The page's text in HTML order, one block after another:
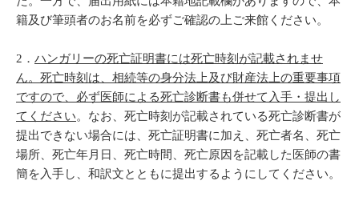
籍及び筆頭者のお名前を必ずご確認の上ご来館ください。
2． ハンガリーの死亡証明書には死亡時刻が記載されませ
ん。死亡時刻は、相続等の身分法上及び財産法上の重要事項
ですので、必ず医師による死亡診断書も併せて入手・提出し
てください。なお、死亡時刻が記載されている死亡診断書が
提出できない場合には、死亡証明書に加え、死亡者名、死亡
場所、死亡年月日、死亡時間、死亡原因を記載した医師の書
簡を入手し、和訳文とともに提出するようにしてください。